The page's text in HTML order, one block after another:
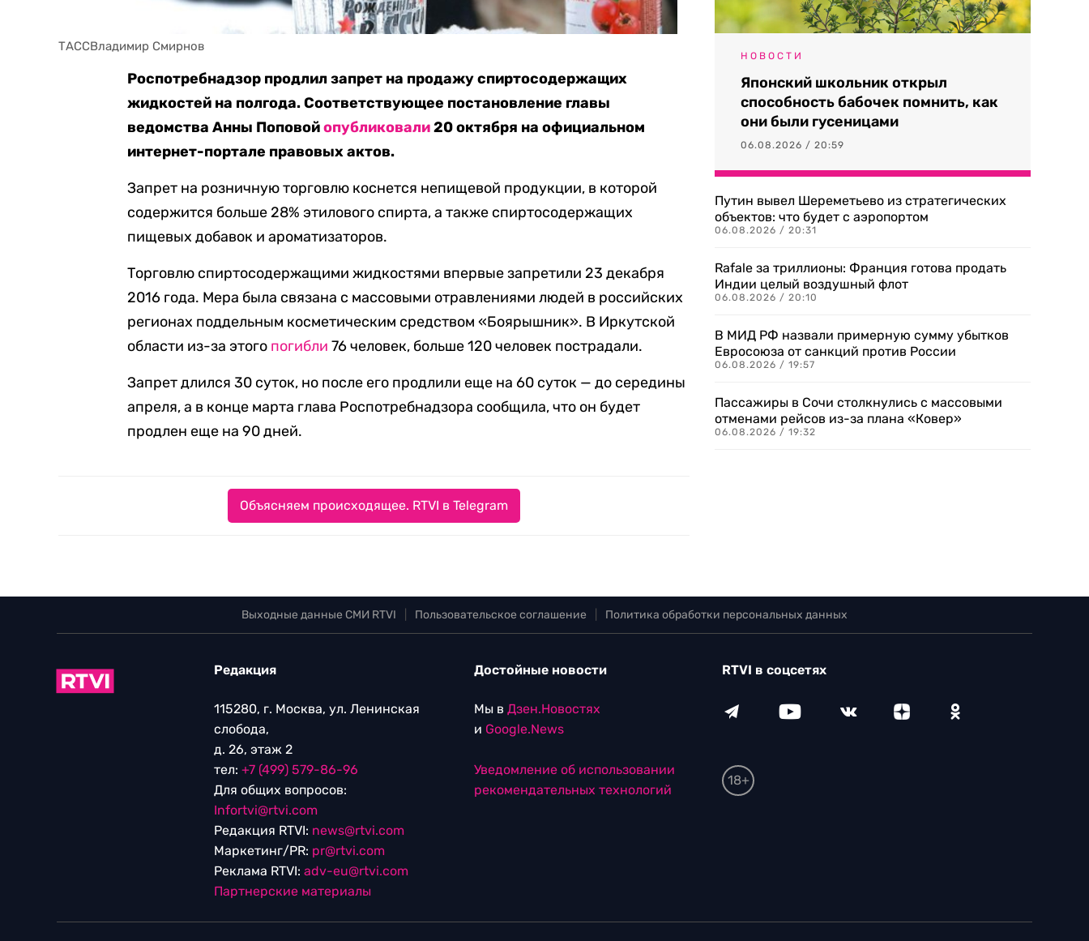
ТАССВладимир Смирнов
Роспотребнадзор продлил запрет на продажу спиртосодержащих
жидкостей на полгода. Соответствующее постановление главы
ведомства Анны Поповойопубликовали20 октября на официальном
интернет-портале правовых актов.
Запрет на розничную торговлю коснется непищевой продукции, в которой
содержится больше 28% этилового спирта, а также спиртосодержащих
пищевых добавок и ароматизаторов.
Торговлю спиртосодержащими жидкостями впервые запретили 23 декабря
2016 года. Мера была связана с массовыми отравлениями людей в российских
регионах поддельным косметическим средством «Боярышник». В Иркутской
области из-за этого погибли 76 человек, больше 120 человек пострадали.
Запрет длился 30 суток, но после его продлили еще на 60 суток — до середины
апреля, а в конце марта глава Роспотребнадзора сообщила, что он будет
продлен еще на 90 дней.
Объясняем происходящее. RTVI в Telegram
НОВОСТИ
Японский школьник открыл
способность бабочек помнить, как
они были гусеницами
06.08.2026 / 20:59
Путин вывел Шереметьево из стратегических
объектов: что будет с аэропортом
06.08.2026 / 20:31
Rafale за триллионы: Франция готова продать
Индии целый воздушный флот
06.08.2026 / 20:10
В МИД РФ назвали примерную сумму убытков
Евросоюза от санкций против России
06.08.2026 / 19:57
Пассажиры в Сочи столкнулись с массовыми
отменами рейсов из-за плана «Ковер»
06.08.2026 / 19:32
Выходные данные СМИ RTVI Пользовательское соглашение Политика обработки персональных данных
Редакция
115280, г. Москва, ул. Ленинская
слобода,
д. 26, этаж 2
тел: +7 (499) 579-86-96
Для общих вопросов:
Infortvi@rtvi.com
Редакция RTVI: news@rtvi.com
Маркетинг/PR: pr@rtvi.com
Реклама RTVI: adv-eu@rtvi.com
Партнерские материалы
Достойные новости
Мы в Дзен.Новостях
и Google.News
Уведомление об использовании
рекомендательных технологий
RTVI в соцсетях
18+